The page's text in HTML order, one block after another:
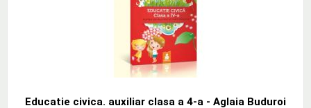
Educatie civica. auxiliar clasa a 4-a - Aglaia Buduroi